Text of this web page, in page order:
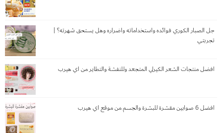
جل الصبار الكوري فوائده واستخداماته واضراره وهل يستحق شهرته؟ |
تجربتي
افضل منتجات الشعر الكيرلي المتجعد وللنفشة والتطاير من اي هيرب
افضل 6 صوابين مقشرة للبشرة والجسم من موقع اي هيرب